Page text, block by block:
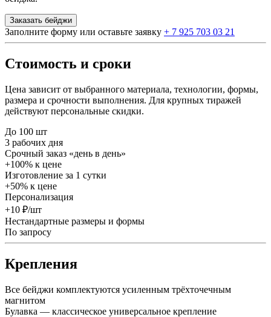
Заказать бейджи
Заполните форму или оставьте заявку + 7 925 703 03 21
Стоимость и сроки
Цена зависит от выбранного материала, технологии, формы,
размера и срочности выполнения. Для крупных тиражей
действуют персональные скидки.
До 100 шт
3 рабочих дня
Срочный заказ «день в день»
+100% к цене
Изготовление за 1 сутки
+50% к цене
Персонализация
+10 ₽/шт
Нестандартные размеры и формы
По запросу
Крепления
Все бейджи комплектуются усиленным трёхточечным
магнитом
Булавка — классическое универсальное крепление